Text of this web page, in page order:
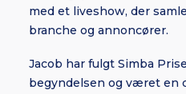
med et liveshow, der
branche og annoncører.
Jacob har fulgt Simba
begyndelsen og været en